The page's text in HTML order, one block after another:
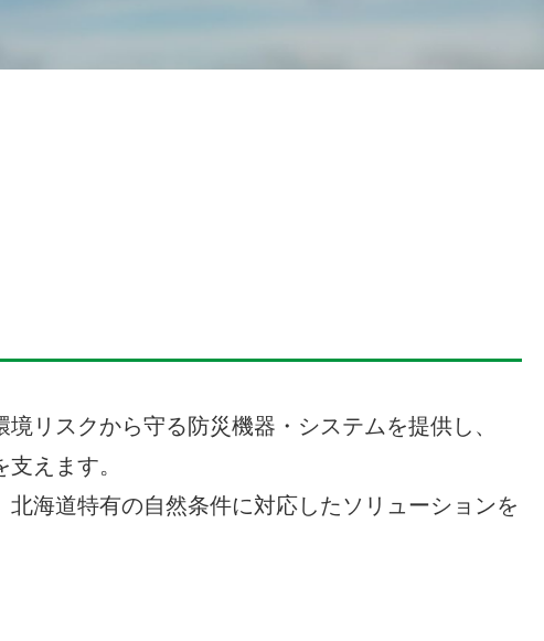
リスクから守る防災機器・システムを提供し、
えます。
北海道特有の自然条件に対応したソリューションを